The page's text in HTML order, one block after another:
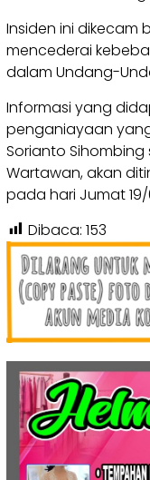
Insiden ini dikecam
mencederai
dalam Undang-
Informasi yang
penganiayaan
Sorianto
Wartawan, akan
pada hari Jumat 19/
Dibaca: 153